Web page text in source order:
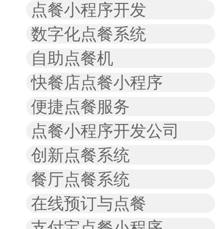
点餐小程序开发
数字化点餐系统
自助点餐机
快餐店点餐小程序
便捷点餐服务
点餐小程序开发公司
创新点餐系统
餐厅点餐系统
在线预订与点餐